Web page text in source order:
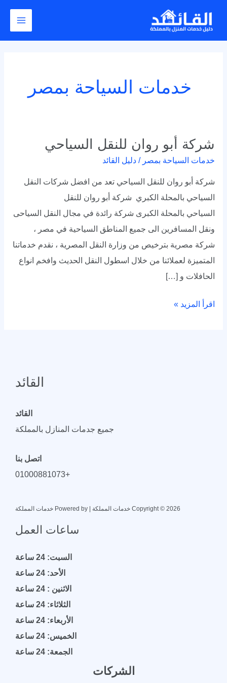
المحتوى
Main
خدمات السياحة بمصر
شركة أبو روان للنقل السياحي
خدمات السياحة بمصر / دليل القائد
شركة أبو روان للنقل السياحي تعد من افضل شركات النقل
السياحي بالمحلة الكبري شركة أبو روان للنقل
السياحي بالمحلة الكبرى شركة رائدة في مجال النقل السياحى
ونقل المسافرين الى جميع المناطق السياحية في مصر ،
شركة مصرية بترخيص من وزارة النقل المصرية ، نقدم خدماتنا
المتميزة لعملائنا من خلال اسطول النقل الحديث وافخم انواع
الحافلات و […]
شركة
أبو
اقرأ المزيد »
القائد
القائد
جميع جدمات المنازل بالمملكة
اتصل بنا
+01000881073
Copyright © 2026 خدمات المملكة | Powered by خدمات المملكة
ساعات العمل
السبت: 24 ساعة
الأحد: 24 ساعة
الاثنين : 24 ساعة
الثلاثاء: 24 ساعة
الأربعاء: 24 ساعة
الخميس: 24 ساعة
الجمعة: 24 ساعة
الشركات